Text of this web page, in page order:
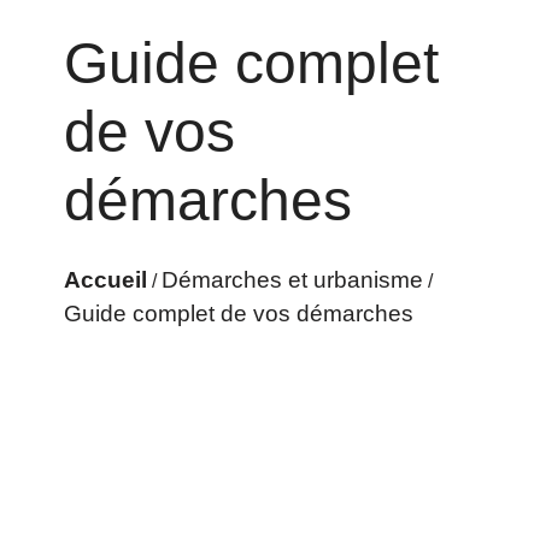
Guide complet
de vos
démarches
Accueil / Démarches et urbanisme /
Guide complet de vos démarches